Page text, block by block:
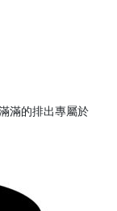
滿的排出專屬於